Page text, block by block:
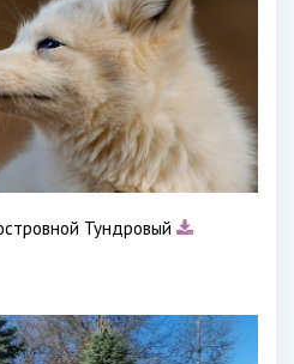
Тундровый